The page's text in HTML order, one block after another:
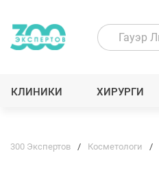
КЛИНИКИ ХИРУРГИ
300 Экспертов Косметологи